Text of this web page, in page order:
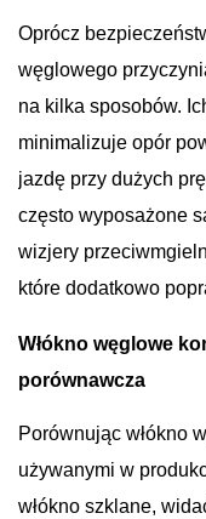
Oprócz
węglowego
na kilka sposobów.
minimalizuje opór
jazdę przy dużych
często wyposażone
wizjery
które dodatkowo
Włókno węglowe
porównawcza
Porównując włókno
używanymi w
włókno szklane,